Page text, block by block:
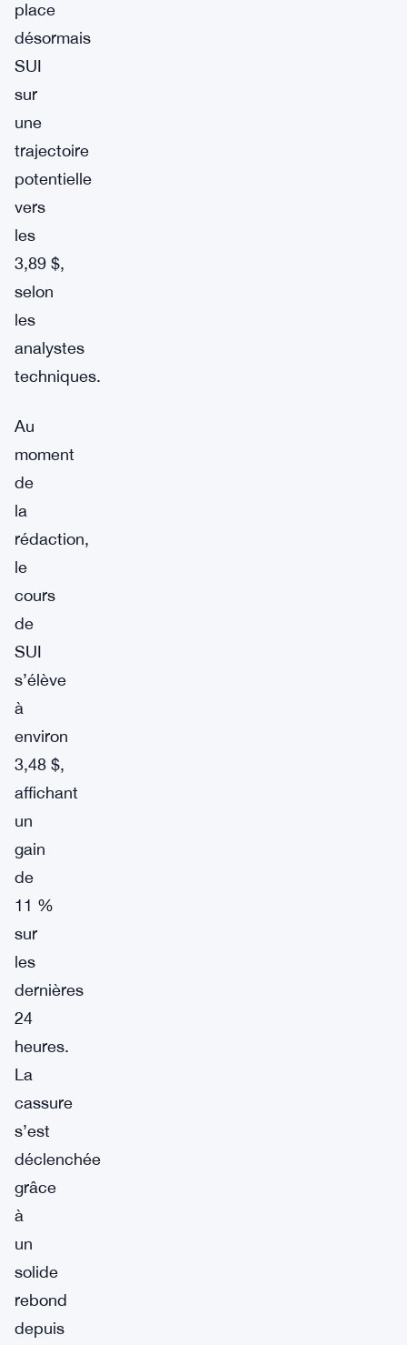
place
désormais
SUI
sur
une
trajectoire
potentielle
vers
les
3,89 $,
selon
les
analystes
techniques.
Au
moment
de
la
rédaction,
le
cours
de
SUI
s’élève
à
environ
3,48 $,
affichant
un
gain
de
11 %
sur
les
dernières
24
heures.
La
cassure
s’est
déclenchée
grâce
à
un
solide
rebond
depuis